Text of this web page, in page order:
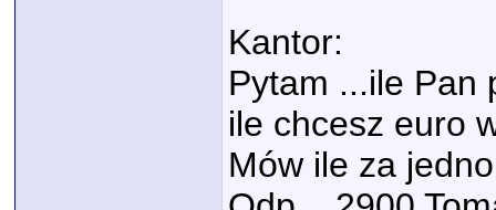
Kantor:
Pytam ...ile Pan
ile chcesz euro
Mów ile za